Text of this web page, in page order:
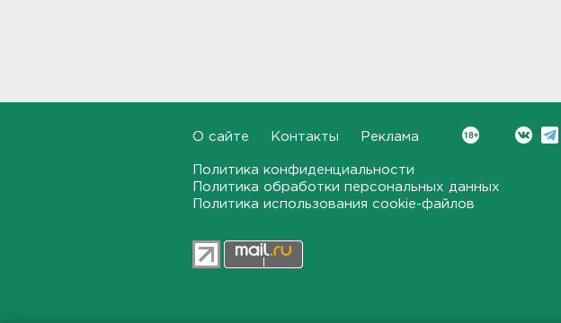
В Петербурге и Ленобласти
сняли с продажи энергетики
О сайте Контакты Реклама
Политика конфиденциальности
Политика обработки персональных данных
Политика использования cookie-файлов